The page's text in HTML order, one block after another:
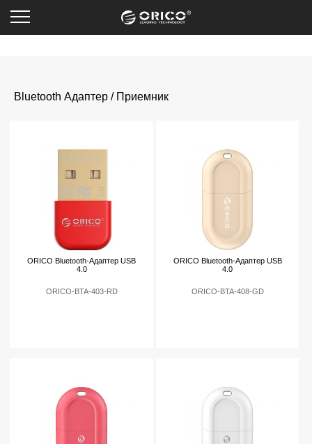
Bluetooth Адаптер / Приемник
ORICO Bluetooth-Адаптер USB
4.0
ORICO-BTA-403-RD
ORICO Bluetooth-Адаптер USB
4.0
ORICO-BTA-408-GD